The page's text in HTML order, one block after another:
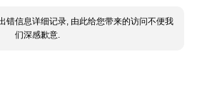
错信息详细记录, 由此给您带来的访问不便我
们深感歉意.